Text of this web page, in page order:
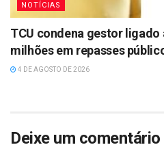
NOTÍCIAS
TCU condena gestor
milhões em repasses
4 DE AGOSTO DE 2026
Deixe um comentário